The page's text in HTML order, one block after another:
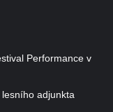
Performance v
adjunkta